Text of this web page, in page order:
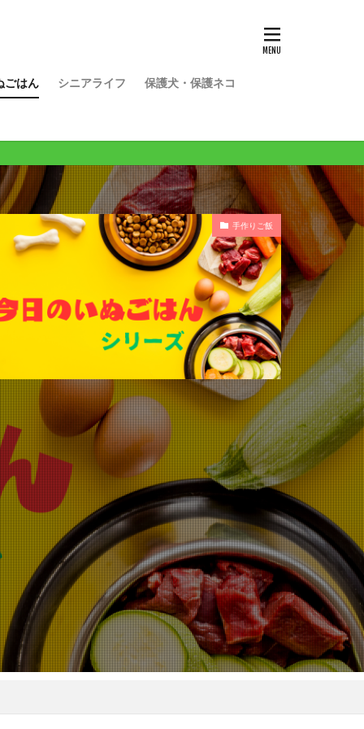
ごはん シニアライフ 保護犬・保護ネコ
手作りご飯